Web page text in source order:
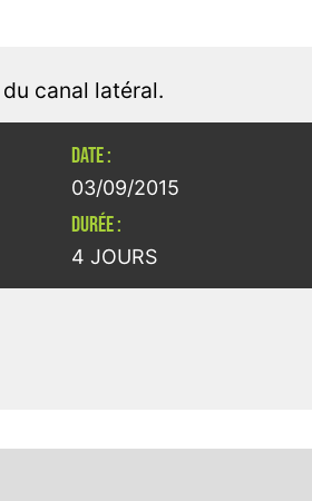
canal latéral.
DATE :
03/09/2015
DURÉE :
4 JOURS